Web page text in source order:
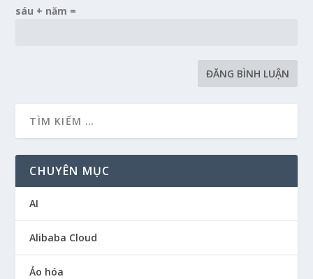
sáu + năm =
CHUYÊN MỤC
AI
Alibaba Cloud
Ảo hóa